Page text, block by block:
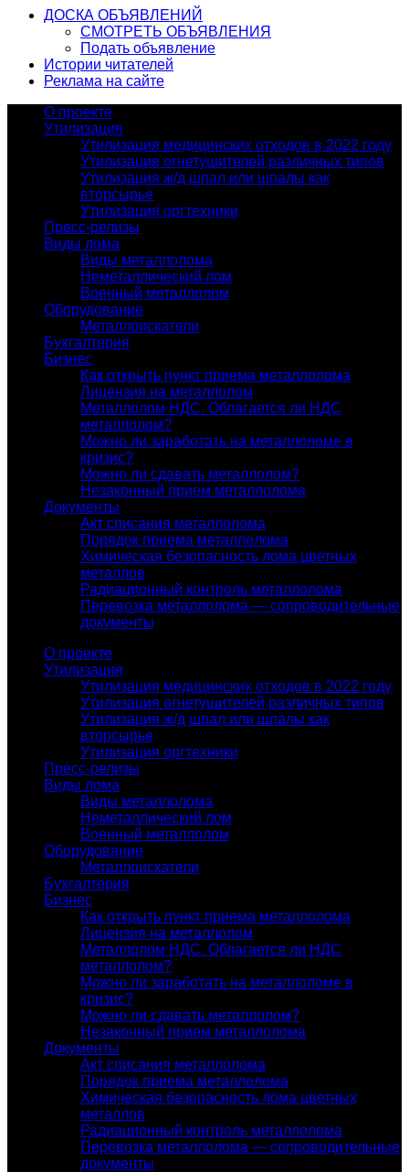
ДОСКА ОБЪЯВЛЕНИЙ
СМОТРЕТЬ ОБЪЯВЛЕНИЯ
Подать объявление
Истории читателей
Реклама на сайте
О проекте
Утилизация
Утилизация медицинских отходов в 2022 году
Утилизация огнетушителей различных типов
Утилизация ж/д шпал или шпалы как
вторсырье
Утилизация оргтехники
Пресс-релизы
Виды лома
Виды металлолома
Неметаллический лом
Военный металлолом
Оборудование
Металлоискатели
Бухгалтерия
Бизнес
Как открыть пункт приема металлолома
Лицензия на металлолом
Металлолом НДС. Облагается ли НДС
металлолом?
Можно ли заработать на металлоломе в
кризис?
Можно ли сдавать металлолом?
Незаконный прием металлолома
Документы
Акт списания металлолома
Порядок приема металлолома
Химическая безопасность лома цветных
металлов
Радиационный контроль металлолома
Перевозка металлолома — сопроводительные
документы
О проекте
Утилизация
Утилизация медицинских отходов в 2022 году
Утилизация огнетушителей различных типов
Утилизация ж/д шпал или шпалы как
вторсырье
Утилизация оргтехники
Пресс-релизы
Виды лома
Виды металлолома
Неметаллический лом
Военный металлолом
Оборудование
Металлоискатели
Бухгалтерия
Бизнес
Как открыть пункт приема металлолома
Лицензия на металлолом
Металлолом НДС. Облагается ли НДС
металлолом?
Можно ли заработать на металлоломе в
кризис?
Можно ли сдавать металлолом?
Незаконный прием металлолома
Документы
Акт списания металлолома
Порядок приема металлолома
Химическая безопасность лома цветных
металлов
Радиационный контроль металлолома
Перевозка металлолома — сопроводительные
документы